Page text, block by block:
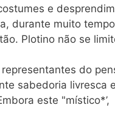
e
durante muito
Plotino não se
do
sabedoria livresca e
este "místico*’,